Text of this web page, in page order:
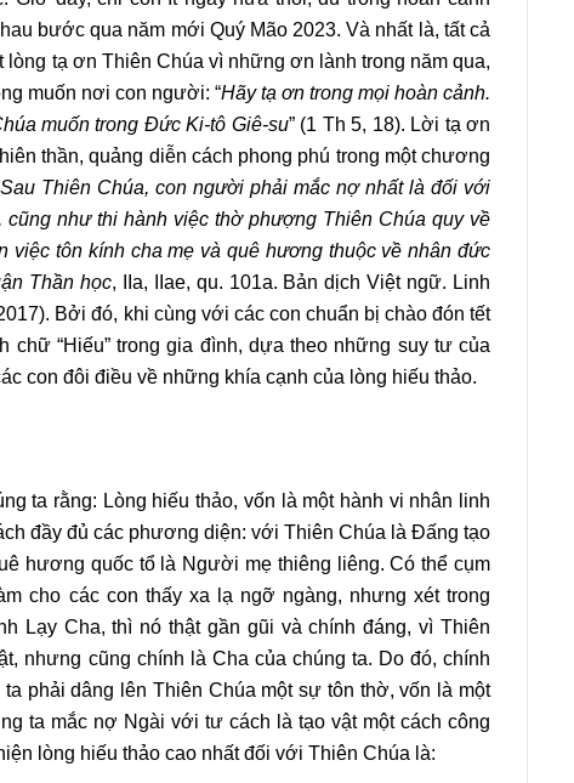
bước qua năm mới Quý Mão 2023. Và nhất là, tất cả
tạ ơn Thiên Chúa vì những ơn lành trong năm qua,
muốn nơi con người: “Hãy tạ ơn trong mọi hoàn cảnh.
muốn trong Đức Ki-tô Giê-su” (1 Th 5, 18). Lời tạ ơn
thần, quảng diễn cách phong phú trong một chương
Sau Thiên Chúa, con người phải mắc nợ nhất là đối với
như thi hành việc thờ phượng Thiên Chúa quy về
việc tôn kính cha mẹ và quê hương thuộc về nhân đức
Thần học, IIa, IIae, qu. 101a. Bản dịch Việt ngữ. Linh
Bởi đó, khi cùng với các con chuẩn bị chào đón tết
chữ “Hiếu” trong gia đình, dựa theo những suy tư của
con đôi điều về những khía cạnh của lòng hiếu thảo.
ta rằng: Lòng hiếu thảo, vốn là một hành vi nhân linh
đầy đủ các phương diện: với Thiên Chúa là Đấng tạo
hương quốc tổ là Người mẹ thiêng liêng. Có thể cụm
cho các con thấy xa lạ ngỡ ngàng, nhưng xét trong
Lạy Cha, thì nó thật gần gũi và chính đáng, vì Thiên
nhưng cũng chính là Cha của chúng ta. Do đó, chính
phải dâng lên Thiên Chúa một sự tôn thờ, vốn là một
ta mắc nợ Ngài với tư cách là tạo vật một cách công
lòng hiếu thảo cao nhất đối với Thiên Chúa là: